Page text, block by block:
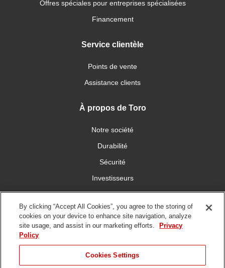
Offres spéciales pour entreprises spécialisées
Financement
Service clientèle
Points de vente
Assistance clients
À propos de Toro
Notre société
Durabilité
Sécurité
Investisseurs
Carrières
Communiquez avec nous
By clicking “Accept All Cookies”, you agree to the storing of
cookies on your device to enhance site navigation, analyze
site usage, and assist in our marketing efforts.
Privacy
Policy
Cookies Settings